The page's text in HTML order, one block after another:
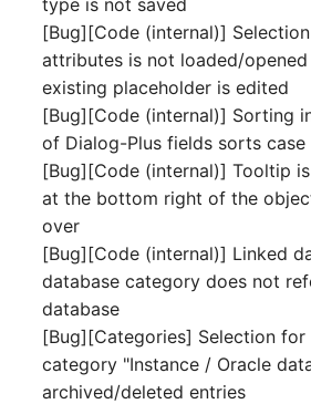
Release Notes 1.16
Release Notes 1.14
Release Notes 1.13
Release Notes 1.12
Release Notes 1.11
Release Notes 1.10
Release Notes 1.9
Release Notes 1.8
Benutzerdefinierte Zähler
Prod→Test Datenbank-
Synchronisation
Standort-basierte
Benutzerrechte
Standorte
Switch Stacking
Variable Reports
VM provisionieren
(veraltet)
Replacement
Rights Documentation
SHD Connect
URL-Router
VIVA
VIVA2 (IT-
Grundschutz)
Workflow
type is not saved
[Bug][Code (internal)]
attributes is not loaded/opened
existing placeholder is edited
[Bug][Code (internal)] Sorting
of Dialog-Plus fields sorts case
[Bug][Code (internal)] Tooltip
at the bottom right of the
over
[Bug][Code (internal)] Linked
database category does not
database
[Bug][Categories] Selection for
category "Instance / Oracle
archived/deleted entries